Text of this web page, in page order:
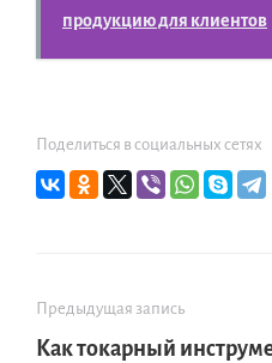
продукцию для клиентов
Поделиться в социальных сетях
Предыдущая запись
Как токарный